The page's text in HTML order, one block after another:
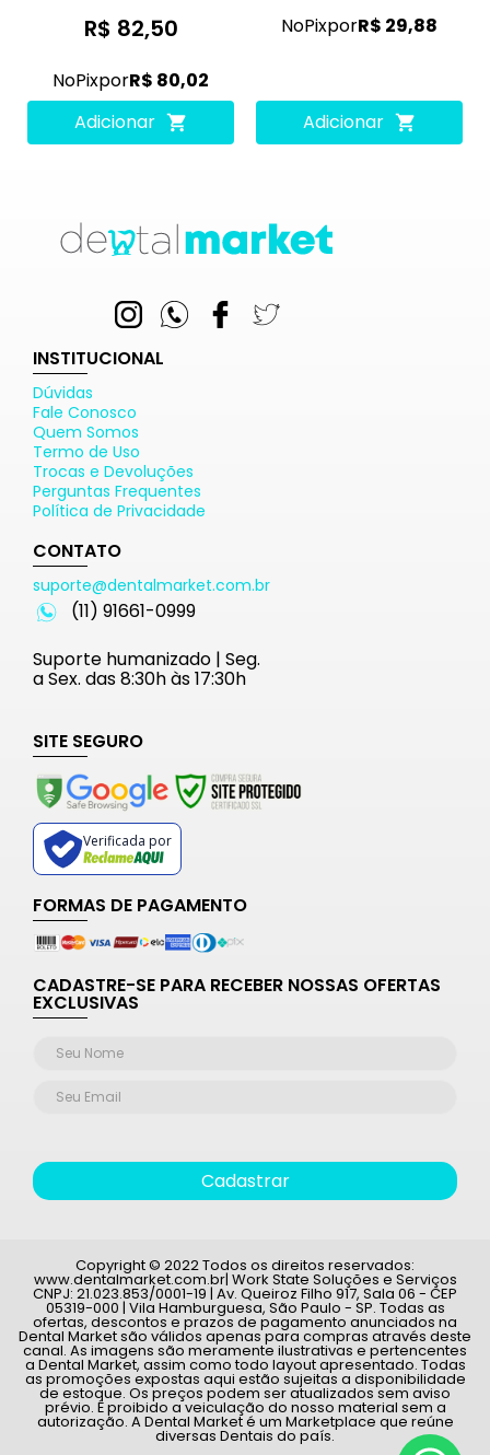
R$ 82,50
NoPixporR$ 80,02
Adicionar
NoPixporR$ 29,88
Adicionar
INSTITUCIONAL
Dúvidas
Fale Conosco
Quem Somos
Termo de Uso
Trocas e Devoluções
Perguntas Frequentes
Política de Privacidade
CONTATO
suporte@dentalmarket.com.br
(11) 91661-0999
Suporte humanizado | Seg.
a Sex. das 8:30h às 17:30h
SITE SEGURO
Verificada por
FORMAS DE PAGAMENTO
CADASTRE-SE PARA RECEBER NOSSAS OFERTAS
EXCLUSIVAS
Cadastrar
Copyright © 2022 Todos os direitos reservados:
www.dentalmarket.com.br| Work State Soluções e Serviços
CNPJ: 21.023.853/0001-19 | Av. Queiroz Filho 917, Sala 06 - CEP
05319-000 | Vila Hamburguesa, São Paulo - SP. Todas as
ofertas, descontos e prazos de pagamento anunciados na
Dental Market são válidos apenas para compras através deste
canal. As imagens são meramente ilustrativas e pertencentes
a Dental Market, assim como todo layout apresentado. Todas
as promoções expostas aqui estão sujeitas a disponibilidade
de estoque. Os preços podem ser atualizados sem aviso
prévio. É proibido a veiculação do nosso material sem a
autorização. A Dental Market é um Marketplace que reúne
diversas Dentais do país.